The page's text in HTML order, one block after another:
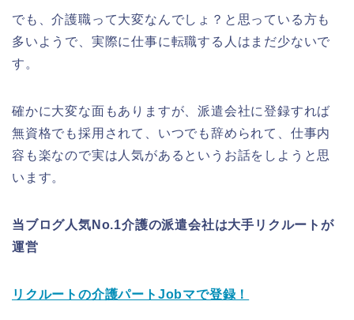
でも、介護職って大変なんでしょ？と思っている方も
多いようで、実際に仕事に転職する人はまだ少ないで
す。
確かに大変な面もありますが、派遣会社に登録すれば
無資格でも採用されて、いつでも辞められて、仕事内
容も楽なので実は人気があるというお話をしようと思
います。
当ブログ人気No.1介護の派遣会社は大手リクルートが
運営
リクルートの介護パートJobマで登録！